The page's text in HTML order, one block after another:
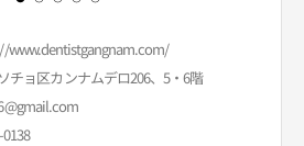
www.dentistgangnam.com/
チョ区カンナムデロ206、5・6階